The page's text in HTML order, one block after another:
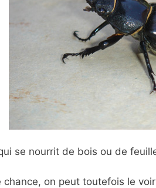
se nourrit de bois ou de
chance, on peut toutefois le